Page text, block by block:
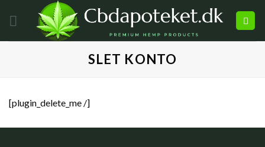
SLET KONTO
[plugin_delete_me /]